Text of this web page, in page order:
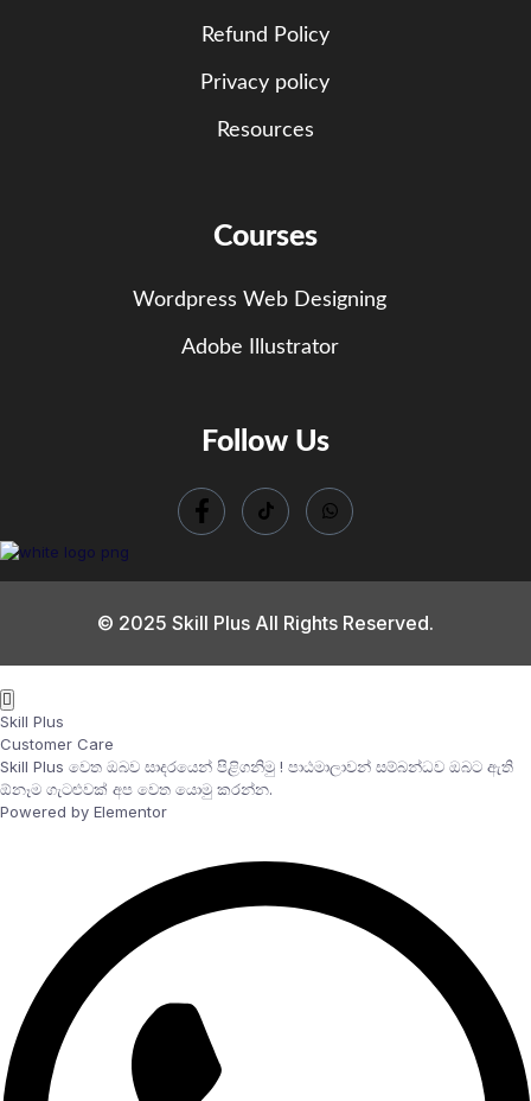
Refund Policy
Privacy policy
Resources
Courses
Wordpress Web Designing
Adobe Illustrator
Follow Us
© 2025 Skill Plus All Rights Reserved.
Skill Plus
Customer Care
Skill Plus වෙත ඔබව සාදරයෙන් පිළිගනිමු ! පාඨමාලාවන් සම්බන්ධව ඔබට ඇති
ඕනෑම ගැටළුවක් අප වෙත යොමු කරන්න.
Powered by Elementor